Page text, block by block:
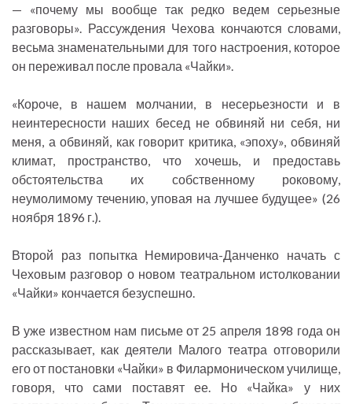
— «почему мы вообще так редко ведем серьезные
разговоры». Рассуждения Чехова кончаются словами,
весьма знаменательными для того настроения, которое
он переживал после провала «Чайки».
«Короче, в нашем молчании, в несерьезности и в
неинтересности наших бесед не обвиняй ни себя, ни
меня, а обвиняй, как говорит критика, «эпоху», обвиняй
климат, пространство, что хочешь, и предоставь
обстоятельства их собственному роковому,
неумолимому течению, уповая на лучшее будущее» (26
ноября 1896 г.).
Второй раз попытка Немировича-Данченко начать с
Чеховым разговор о новом театральном истолковании
«Чайки» кончается безуспешно.
В уже известном нам письме от 25 апреля 1898 года он
рассказывает, как деятели Малого театра отговорили
его от постановки «Чайки» в Филармоническом училище,
говоря, что сами поставят ее. Но «Чайка» у них